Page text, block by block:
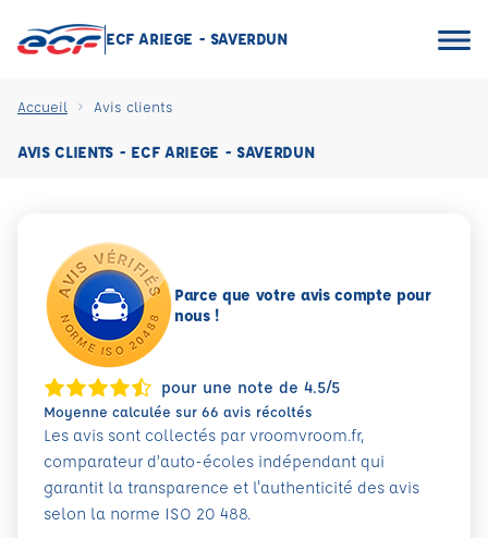
ECF ARIEGE - SAVERDUN
Accueil Avis clients
AVIS CLIENTS - ECF ARIEGE - SAVERDUN
Parce que votre avis compte pour
nous !
pour une note de 4.5/5
Moyenne calculée sur 66 avis récoltés
Les avis sont collectés par vroomvroom.fr,
comparateur d’auto-écoles indépendant qui
garantit la transparence et l'authenticité des avis
selon la norme ISO 20 488.